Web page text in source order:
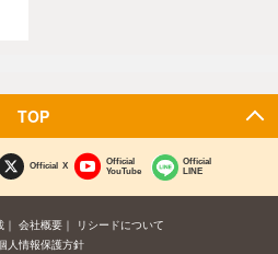
TOP
Official X
Official
YouTube
Official
LINE
会社概要
リシードについて
人情報保護方針